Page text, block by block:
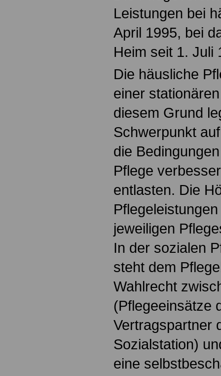
Leistungen bei
April 1995, bei
Heim seit 1. Juli
Die häusliche
einer
diesem Grund
Schwerpunkt
die
Pflege
entlasten. Die
jeweiligen
In der sozialen
steht dem
Wahlrecht
(Pflegeeinsätze
Vertragspartner
Sozialstation)
eine